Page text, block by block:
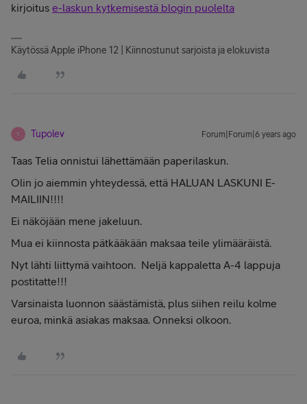
kirjoitus e-laskun kytkemisestä blogin puolelta
Käytössä Apple iPhone 12 | Kiinnostunut sarjoista ja elokuvista
T Tupolev Forum|Forum|6 years ago
Taas Telia onnistui lähettämään paperilaskun.
Olin jo aiemmin yhteydessä, että HALUAN LASKUNI E-
MAILIIN!!!!
Ei näköjään mene jakeluun.
Mua ei kiinnosta pätkääkään maksaa teile ylimääräistä.
Nyt lähti liittymä vaihtoon. Neljä kappaletta A-4 lappuja
postitatte!!!
Varsinaista luonnon säästämistä, plus siihen reilu kolme
euroa, minkä asiakas maksaa. Onneksi olkoon.